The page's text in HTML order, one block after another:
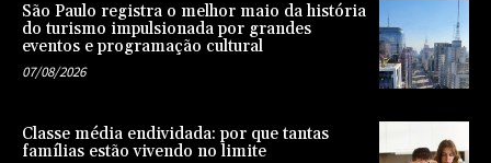
São Paulo registra o melhor maio da história
do turismo impulsionada por grandes
eventos e programação cultural
07/08/2026
Classe média endividada: por que tantas
famílias estão vivendo no limite